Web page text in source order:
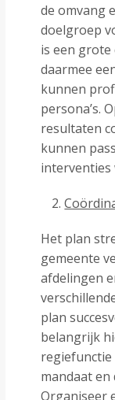
de omvang
doelgroep
is een
daarmee
kunnen
persona’s.
resultaten
kunnen
interventies
Het plan
gemeente
afdelingen
plan
belangrijk
regiefunctie
mandaat
Organiseer